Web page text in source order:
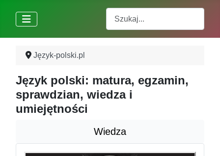
Język-polski.pl
Język polski: matura, egzamin,
sprawdzian, wiedza i
umiejętności
Wiedza